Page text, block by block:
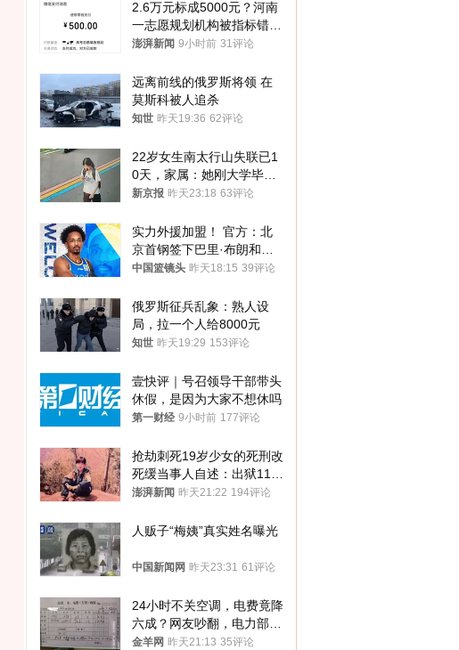
2.6万元标成5000元？河南
一志愿规划机构被指标错学
费致考生复读
澎湃新闻 9小时前 31评论
远离前线的俄罗斯将领 在
莫斯科被人追杀
知世 昨天19:36 62评论
22岁女生南太行山失联已1
0天，家属：她刚大学毕业
想到山里旅行
新京报 昨天23:18 63评论
实力外援加盟！ 官方：北
京首钢签下巴里·布朗和桑
普森
中国篮镜头 昨天18:15 39评论
俄罗斯征兵乱象：熟人设
局，拉一个人给8000元
知世 昨天19:29 153评论
壹快评｜号召领导干部带头
休假，是因为大家不想休吗
第一财经 9小时前 177评论
抢劫刺死19岁少女的死刑改
死缓当事人自述：出狱11年
间始终刻意躲避被害人家属
澎湃新闻 昨天21:22 194评论
人贩子“梅姨”真实姓名曝光
中国新闻网 昨天23:31 61评论
24小时不关空调，电费竟降
六成？网友吵翻，电力部门
回应→
金羊网 昨天21:13 35评论